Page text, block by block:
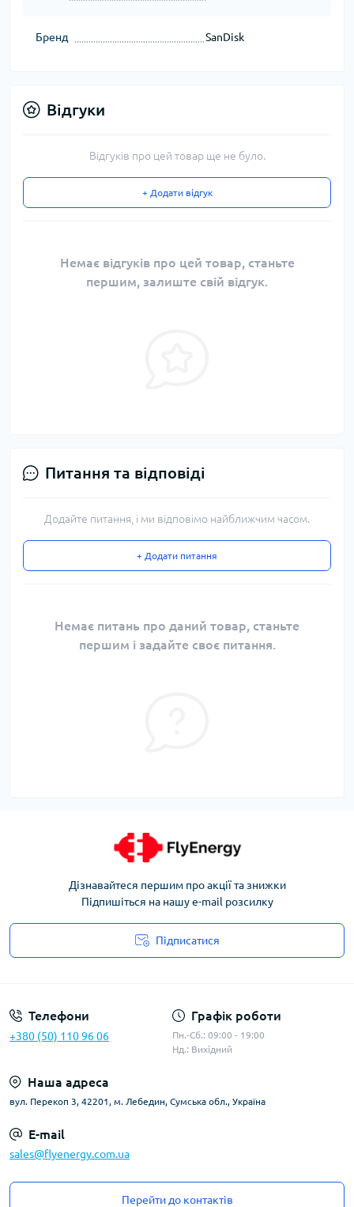
Бренд SanDisk
Відгуки
Відгуків про цей товар ще не було.
+ Додати відгук
Немає відгуків про цей товар, станьте
першим, залиште свій відгук.
Питання та відповіді
Додайте питання, і ми відповімо найближчим часом.
+ Додати питання
Немає питань про даний товар, станьте
першим і задайте своє питання.
Дізнавайтеся першим про акції та знижки
Підпишіться на нашу e-mail розсилку
Підписатися
Телефони
+380 (50) 110 96 06
Графік роботи
Пн.-Сб.: 09:00 - 19:00
Нд.: Вихідний
Наша адреса
вул. Перекоп 3, 42201, м. Лебедин, Сумська обл., Україна
E-mail
sales@flyenergy.com.ua
Перейти до контактів